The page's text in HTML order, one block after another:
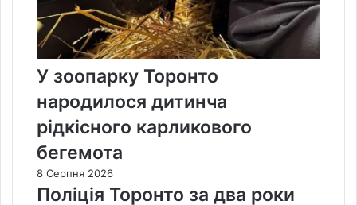
У зоопарку Торонто
народилося дитинча
рідкісного карликового
бегемота
8 Серпня 2026
Поліція Торонто за два роки